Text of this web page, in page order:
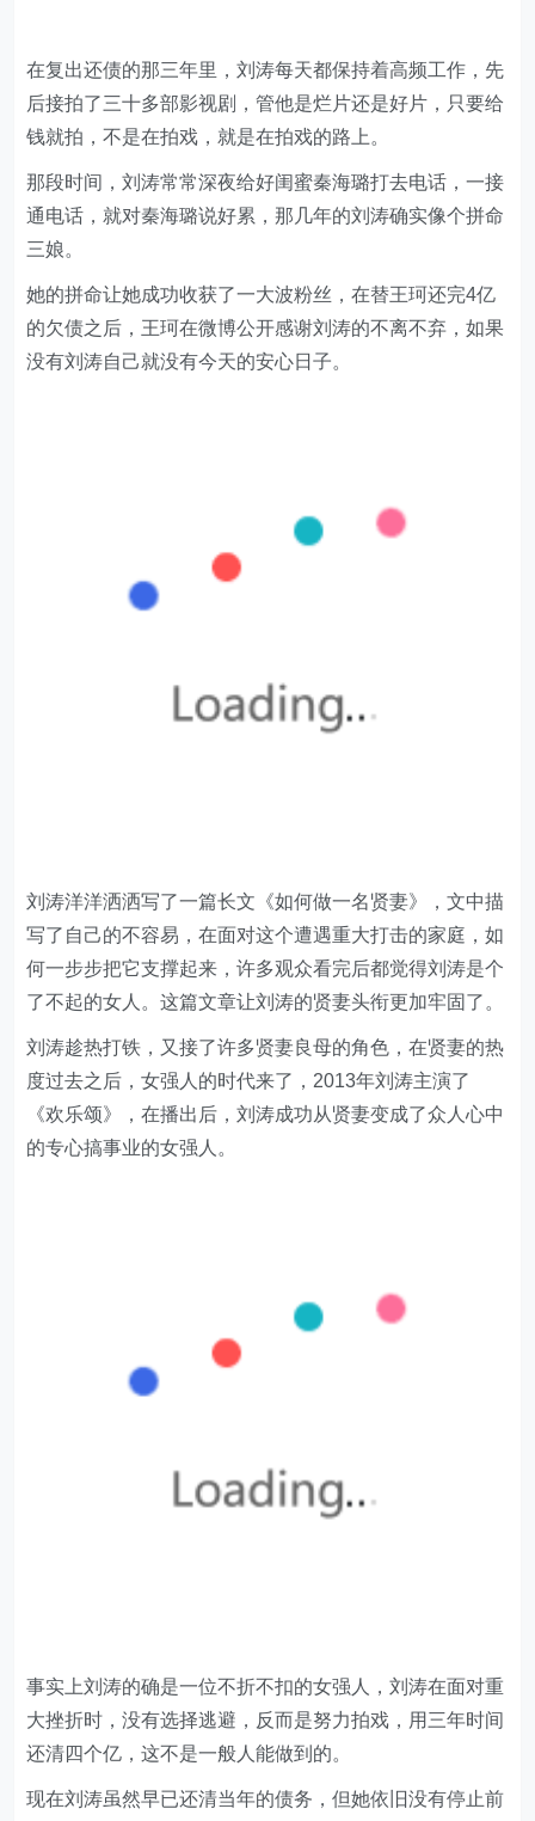
在复出还债的那三年里，刘涛每天都保持着高频工作，先
后接拍了三十多部影视剧，管他是烂片还是好片，只要给
钱就拍，不是在拍戏，就是在拍戏的路上。
那段时间，刘涛常常深夜给好闺蜜秦海璐打去电话，一接
通电话，就对秦海璐说好累，那几年的刘涛确实像个拼命
三娘。
她的拼命让她成功收获了一大波粉丝，在替王珂还完4亿
的欠债之后，王珂在微博公开感谢刘涛的不离不弃，如果
没有刘涛自己就没有今天的安心日子。
刘涛洋洋洒洒写了一篇长文《如何做一名贤妻》，文中描
写了自己的不容易，在面对这个遭遇重大打击的家庭，如
何一步步把它支撑起来，许多观众看完后都觉得刘涛是个
了不起的女人。这篇文章让刘涛的贤妻头衔更加牢固了。
刘涛趁热打铁，又接了许多贤妻良母的角色，在贤妻的热
度过去之后，女强人的时代来了，2013年刘涛主演了
《欢乐颂》，在播出后，刘涛成功从贤妻变成了众人心中
的专心搞事业的女强人。
事实上刘涛的确是一位不折不扣的女强人，刘涛在面对重
大挫折时，没有选择逃避，反而是努力拍戏，用三年时间
还清四个亿，这不是一般人能做到的。
现在刘涛虽然早已还清当年的债务，但她依旧没有停止前